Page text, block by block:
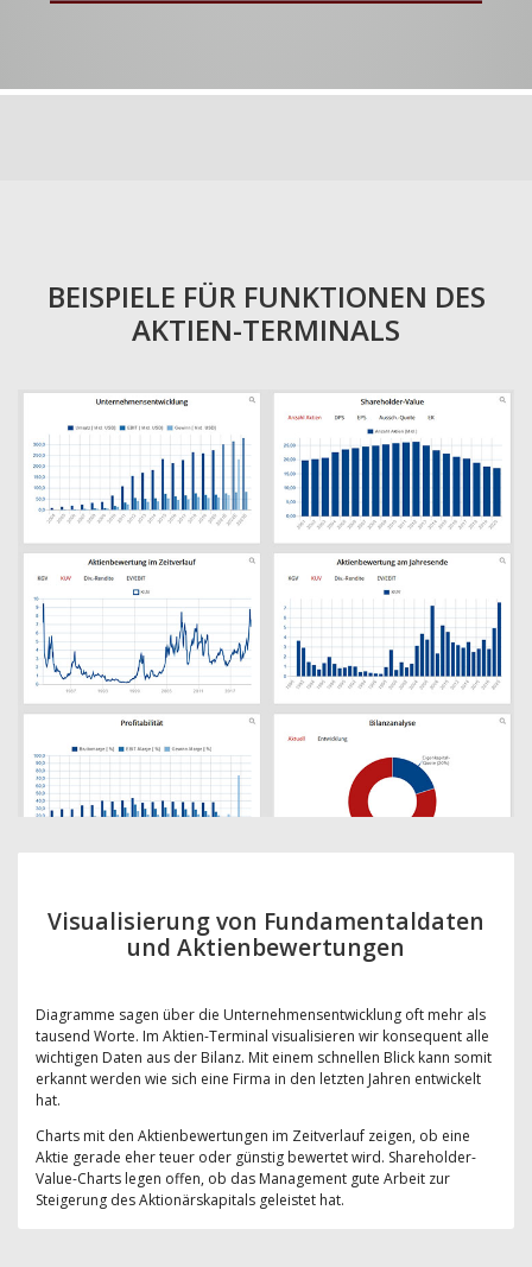
BEISPIELE FÜR FUNKTIONEN DES
AKTIEN-TERMINALS
Visualisierung von Fundamentaldaten
und Aktienbewertungen
Diagramme sagen über die Unternehmensentwicklung oft mehr als
tausend Worte. Im Aktien-Terminal visualisieren wir konsequent alle
wichtigen Daten aus der Bilanz. Mit einem schnellen Blick kann somit
erkannt werden wie sich eine Firma in den letzten Jahren entwickelt
hat.
Charts mit den Aktienbewertungen im Zeitverlauf zeigen, ob eine
Aktie gerade eher teuer oder günstig bewertet wird. Shareholder-
Value-Charts legen offen, ob das Management gute Arbeit zur
Steigerung des Aktionärskapitals geleistet hat.